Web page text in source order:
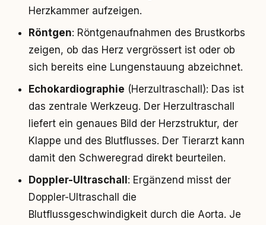
Herzkammer aufzeigen.
Röntgen: Röntgenaufnahmen des Brustkorbs
zeigen, ob das Herz vergrössert ist oder ob
sich bereits eine Lungenstauung abzeichnet.
Echokardiographie (Herzultraschall): Das ist
das zentrale Werkzeug. Der Herzultraschall
liefert ein genaues Bild der Herzstruktur, der
Klappe und des Blutflusses. Der Tierarzt kann
damit den Schweregrad direkt beurteilen.
Doppler-Ultraschall : Ergänzend misst der
Doppler-Ultraschall die
Blutflussgeschwindigkeit durch die Aorta. Je